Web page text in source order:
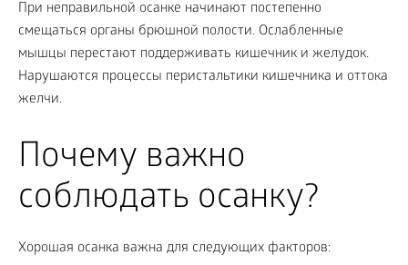
При неправильной осанке начинают постепенно
смещаться органы брюшной полости. Ослабленные
мышцы перестают поддерживать кишечник и желудок.
Нарушаются процессы перистальтики кишечника и оттока
желчи.
Почему важно
соблюдать осанку?
Хорошая осанка важна для следующих факторов: